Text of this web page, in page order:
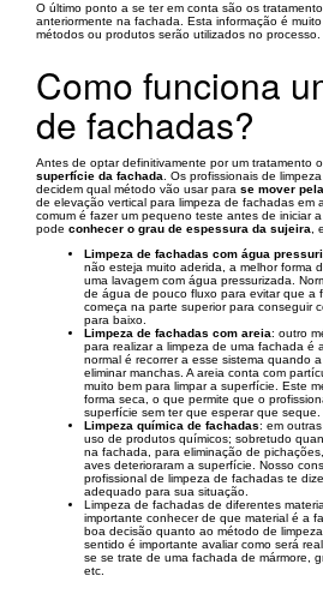
O último ponto a se ter em conta são os
anteriormente na fachada. Esta informação é
métodos ou produtos serão utilizados no processo.
Como funciona
de fachadas?
Antes de optar definitivamente por um tratamento
superfície da fachada . Os profissionais de
decidem qual método vão usar para se mover
de elevação vertical para limpeza de fachadas em
comum é fazer um pequeno teste antes de iniciar
pode conhecer o grau de espessura da sujeira ,
Limpeza de fachadas com água
não esteja muito aderida, a melhor forma
uma lavagem com água pressurizada.
de água de pouco fluxo para evitar que a
começa na parte superior para conseguir
para baixo.
Limpeza de fachadas com areia: outro
para realizar a limpeza de uma fachada é
normal é recorrer a esse sistema quando
eliminar manchas. A areia conta com
muito bem para limpar a superfície. Este
forma seca, o que permite que o
superfície sem ter que esperar que seque.
Limpeza química de fachadas: em
uso de produtos químicos; sobretudo
na fachada, para eliminação de
aves deterioraram a superfície. Nosso
profissional de limpeza de fachadas te
adequado para sua situação.
Limpeza de fachadas de diferentes
importante conhecer de que material é a
boa decisão quanto ao método de
sentido é importante avaliar como será
se se trate de uma fachada de mármore,
etc.